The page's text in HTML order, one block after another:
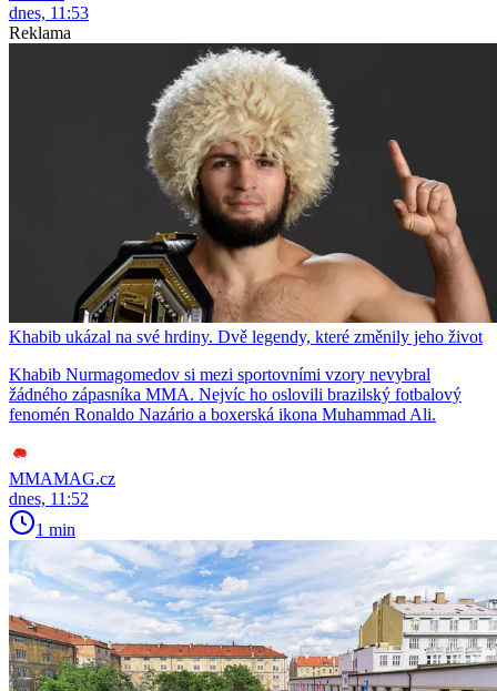
dnes, 11:53
Reklama
Khabib ukázal na své hrdiny. Dvě legendy, které změnily jeho život
Khabib Nurmagomedov si mezi sportovními vzory nevybral
žádného zápasníka MMA. Nejvíc ho oslovili brazilský fotbalový
fenomén Ronaldo Nazário a boxerská ikona Muhammad Ali.
MMAMAG.cz
dnes, 11:52
1 min